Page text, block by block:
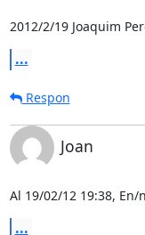
2012/2/19 Joaquim
...
Respon
Joan
Al 19/02/12 19:38,
...